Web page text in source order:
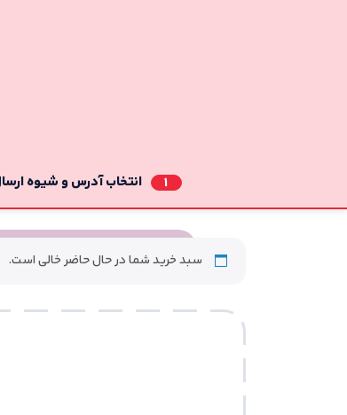
1 انتخاب آدرس و شیوه
سبد خرید شما در حال حاضر خالی است.